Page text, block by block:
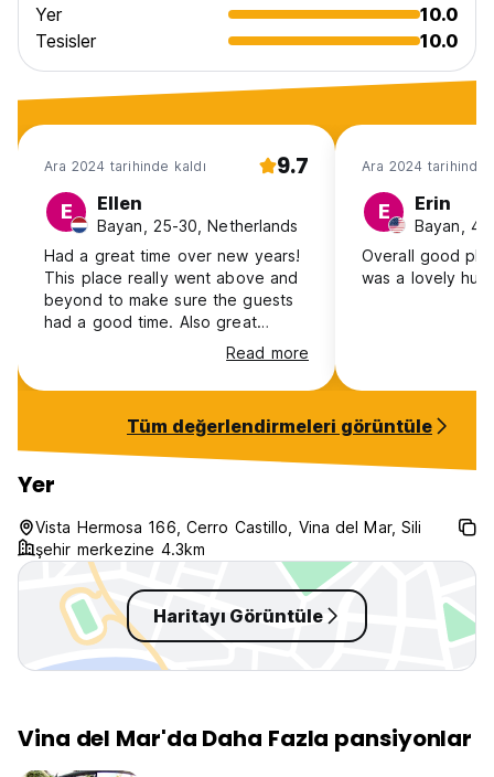
Yer
10.0
Tesisler
10.0
Ara 2024 tarihinde kaldı 9.7
E Ellen
Bayan, 25-30, Netherlands
Had a great time over new years!
This place really went above and
beyond to make sure the guests
had a good time. Also great
location - walking distance from
everything you need and quick
bus ride away from Valparaíso,
Read more
Ara 2024 tarihinde
E Erin
Bayan,
Overall good
was a lovely
Tüm değerlendirmeleri görüntüle
Yer
Vista Hermosa 166, Cerro Castillo, Vina del Mar, Sili
şehir merkezine 4.3km
Haritayı Görüntüle
Vina del Mar'da Daha Fazla pansiyonlar